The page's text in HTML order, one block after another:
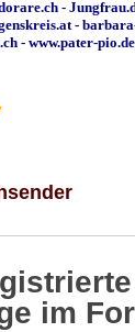
-
-
- www.pater-pio.de
im